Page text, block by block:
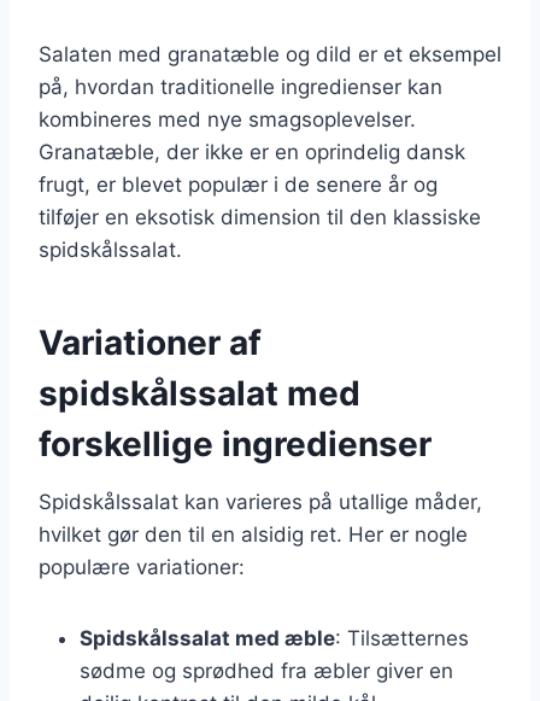
Salaten med granatæble og dild er et eksempel
på, hvordan traditionelle ingredienser kan
kombineres med nye smagsoplevelser.
Granatæble, der ikke er en oprindelig dansk
frugt, er blevet populær i de senere år og
tilføjer en eksotisk dimension til den klassiske
spidskålssalat.
Variationer af
spidskålssalat med
forskellige ingredienser
Spidskålssalat kan varieres på utallige måder,
hvilket gør den til en alsidig ret. Her er nogle
populære variationer:
Spidskålssalat med æble: Tilsætternes
sødme og sprødhed fra æbler giver en